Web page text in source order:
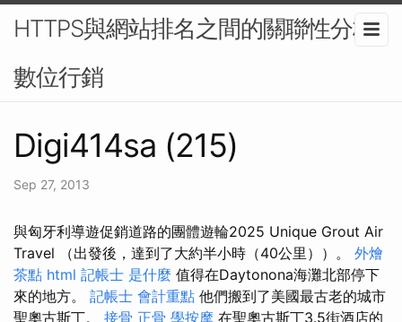
HTTPS與網站排名之間的關聯性分析-
數位行銷
Digi414sa (215)
Sep 27, 2013
與匈牙利導遊促銷道路的團體遊輪2025 Unique Grout Air
Travel （出發後，達到了大約半小時（40公里））。 外燴
茶點 html 記帳士 是什麼 值得在Daytonona海灘北部停下
來的地方。 記帳士 會計重點 他們搬到了美國最古老的城市
聖奧古斯丁。 接骨 正骨 學按摩 在聖奧古斯丁3.5街酒店的